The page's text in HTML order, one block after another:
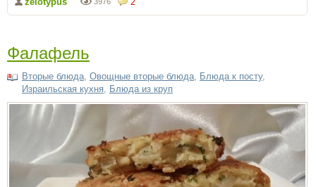
Фалафель
Вторые блюда, Овощные вторые блюда, Блюда к посту,
Израильская кухня, Блюда из круп